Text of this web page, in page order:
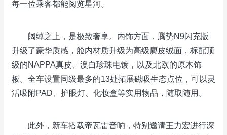
每一位乘客都能阅览星河。
阔绰之上，是极致奢享。内饰方面，腾势N9闪充版
升级了豪华质感，舱内材质升级为高级麂皮绒面，标配顶
级的NAPPA真皮、澳白珍珠电镀，以及北欧的原木饰
板。全车设置同级最多的13处拓展磁吸生态点位，可以灵
活吸附PAD、护眼灯、化妆盒等实用物品，随取随用。
此外，新车搭载帝瓦雷音响，特别邀请王力宏进行深